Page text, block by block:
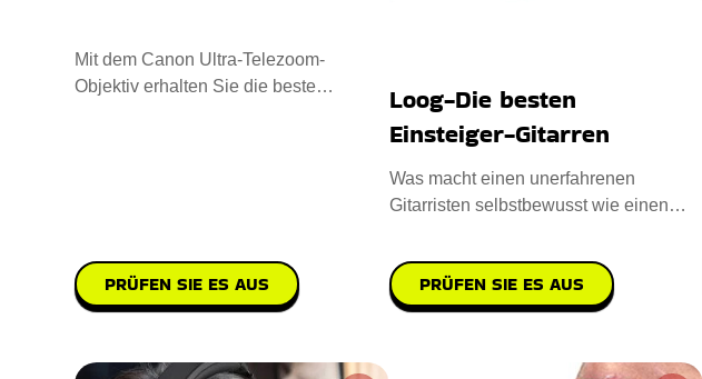
Mit dem Canon Ultra-Telezoom-
Objektiv erhalten Sie die beste
PRÜFEN SIE ES AUS
Loog-Die besten
Einsteiger-Gitarren
Was macht einen unerfahrenen
Gitarristen selbstbewusst wie einen
PRÜFEN SIE ES AUS